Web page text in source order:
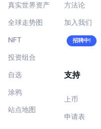
真实世界资产
全球走势图
NFT
投资组合
自选
涂鸦
站点地图
方法论
加入我们
招聘中!
支持
上币
申请表